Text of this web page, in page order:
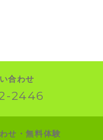
合わせ
2446
せ・無料体験